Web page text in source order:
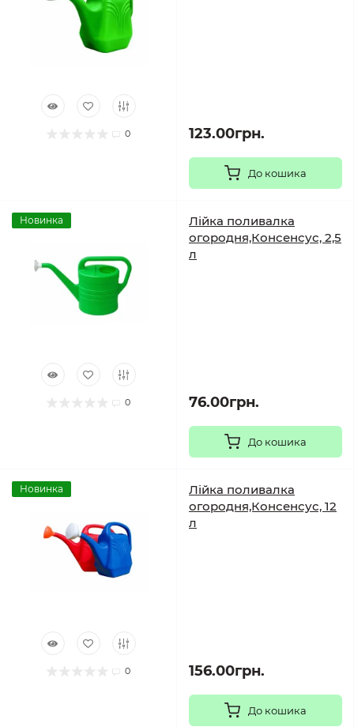
0 123.00грн.
До кошика
Новинка
0
Лійка поливалка
огородня,Консенсус, 2,5
л
76.00грн.
До кошика
Новинка
0
Лійка поливалка
огородня,Консенсус, 12
л
156.00грн.
До кошика